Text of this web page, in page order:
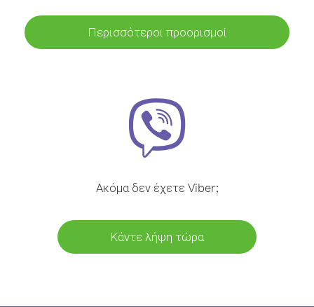
Περισσότεροι προορισμοί
Ακόμα δεν έχετε Viber;
Κάντε λήψη τώρα